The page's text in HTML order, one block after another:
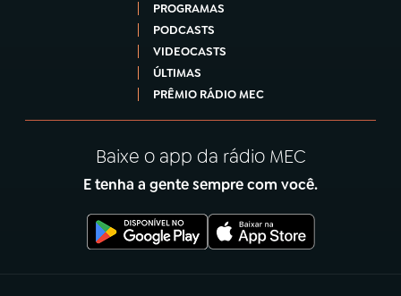
PROGRAMAS
PODCASTS
VIDEOCASTS
ÚLTIMAS
PRÊMIO RÁDIO MEC
Baixe o app da rádio MEC
E tenha a gente sempre com você.